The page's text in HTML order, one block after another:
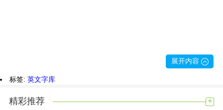
展开内容
标签:英文字库
精彩推荐 +